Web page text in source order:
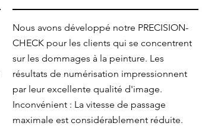
Nous avons développé notre PRECISION-
CHECK pour les clients qui se concentrent
sur les dommages à la peinture. Les
résultats de numérisation impressionnent
par leur excellente qualité d'image.
Inconvénient : La vitesse de passage
maximale est considérablement réduite.